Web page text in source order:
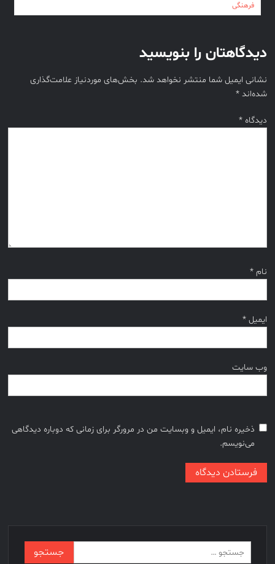
فرهنگی
دیدگاهتان را بنویسید
نشانی ایمیل شما منتشر نخواهد شد. بخش‌های موردنیاز علامت‌گذاری
شده‌اند*
دیدگاه*
نام*
ایمیل*
وب‌ سایت
ذخیره نام، ایمیل و وبسایت من در مرورگر برای زمانی که دوباره دیدگاهی
می‌نویسم.